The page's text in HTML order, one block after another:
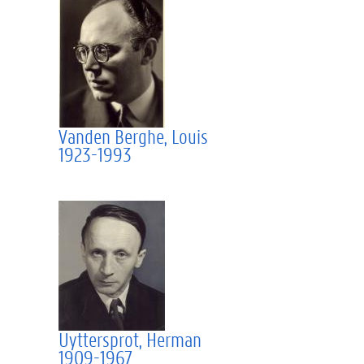
Vanden Berghe, Louis
1923-1993
Uyttersprot, Herman
1909-1967